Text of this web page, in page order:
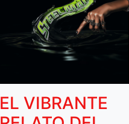
EL VIBRANTE